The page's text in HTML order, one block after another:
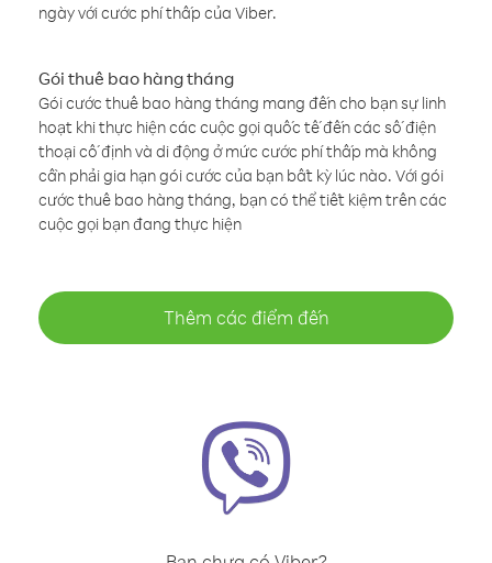
ngày với cước phí thấp của Viber.
Gói thuê bao hàng tháng
Gói cước thuê bao hàng tháng mang đến cho bạn sự linh
hoạt khi thực hiện các cuộc gọi quốc tế đến các số điện
thoại cố định và di động ở mức cước phí thấp mà không
cần phải gia hạn gói cước của bạn bất kỳ lúc nào. Với gói
cước thuê bao hàng tháng, bạn có thể tiết kiệm trên các
cuộc gọi bạn đang thực hiện
Thêm các điểm đến